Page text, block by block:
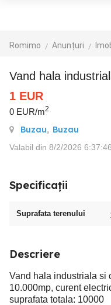
Romimo Anunțuri
Vand hala
1 EUR
0 EUR/m2
Buzau, Buzau
Valabil din 8/2/2026
Specificații
Suprafata terenului
Descriere
Vand hala industriala si
10.000mp, curent
suprafata totala: 10000